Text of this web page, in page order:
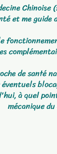
Chinoise
et meguide
de santé
à quel
mécanique